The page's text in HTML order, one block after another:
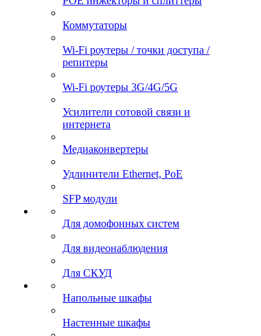
Коммутаторы
Wi-Fi роутеры / точки доступа /
репитеры
Wi-Fi роутеры 3G/4G/5G
Усилители сотовой связи и
интернета
Медиаконвертеры
Удлинители Ethernet, PoE
SFP модули
Для домофонных систем
Для видеонаблюдения
Для СКУД
Напольные шкафы
Настенные шкафы